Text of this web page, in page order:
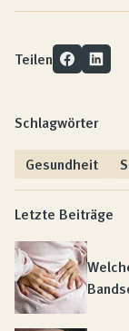
Teilen
Schlagwörter
Gesundheit
Letzte Beiträge